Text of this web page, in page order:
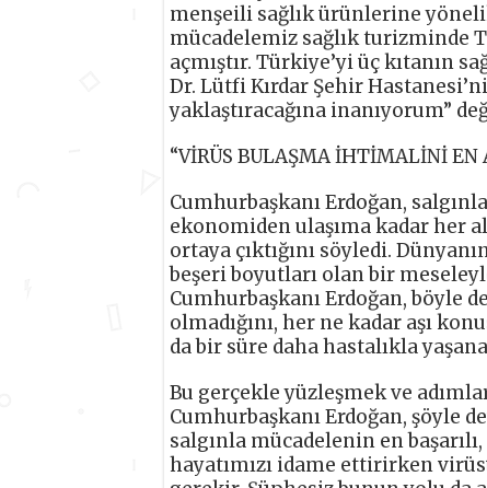
menşeili sağlık ürünlerine
mücadelemiz sağlık turizminde
açmıştır. Türkiye’yi üç kıtanın
Dr. Lütfi Kırdar Şehir
yaklaştıracağına inanıyorum”
“VİRÜS BULAŞMA İHTİMALİNİ
Cumhurbaşkanı Erdoğan,
ekonomiden ulaşıma kadar her
ortaya çıktığını söyledi.
beşeri boyutları olan bir
Cumhurbaşkanı Erdoğan, böyle
olmadığını, her ne kadar aşı
da bir süre daha hastalıkla
Bu gerçekle yüzleşmek ve
Cumhurbaşkanı Erdoğan, şöyle
salgınla mücadelenin en
hayatımızı idame ettirirken